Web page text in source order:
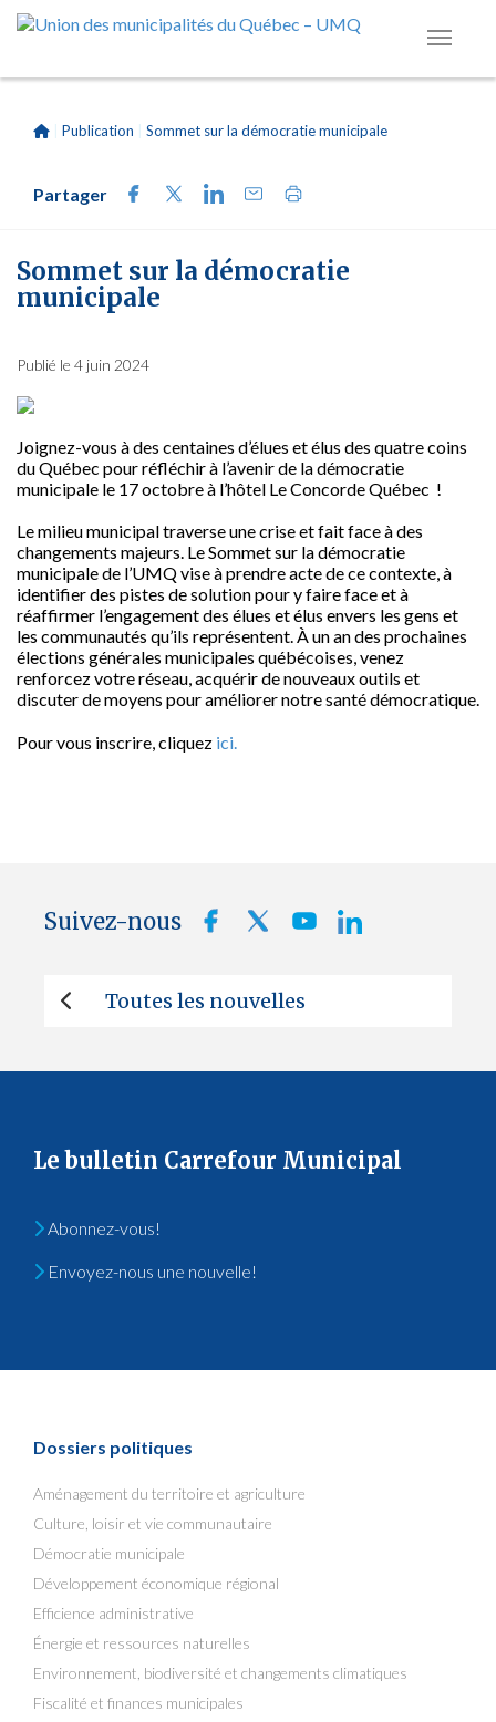
Publication Sommet sur la démocratie municipale
Partager
Sommet sur la démocratie
municipale
Publié le 4 juin 2024
Joignez-vous à des centaines d’élues et élus des quatre coins
du Québec pour réfléchir à l’avenir de la démocratie
municipale le 17 octobre à l’hôtel Le Concorde Québec !
Le milieu municipal traverse une crise et fait face à des
changements majeurs. Le Sommet sur la démocratie
municipale de l’UMQ vise à prendre acte de ce contexte, à
identifier des pistes de solution pour y faire face et à
réaffirmer l’engagement des élues et élus envers les gens et
les communautés qu’ils représentent. À un an des prochaines
élections générales municipales québécoises, venez
renforcez votre réseau, acquérir de nouveaux outils et
discuter de moyens pour améliorer notre santé démocratique.
Pour vous inscrire, cliquez ici.
Suivez-nous
Toutes les nouvelles
Le bulletin Carrefour Municipal
Abonnez-vous!
Envoyez-nous une nouvelle!
Dossiers politiques
Aménagement du territoire et agriculture
Culture, loisir et vie communautaire
Démocratie municipale
Développement économique régional
Efficience administrative
Énergie et ressources naturelles
Environnement, biodiversité et changements climatiques
Fiscalité et finances municipales